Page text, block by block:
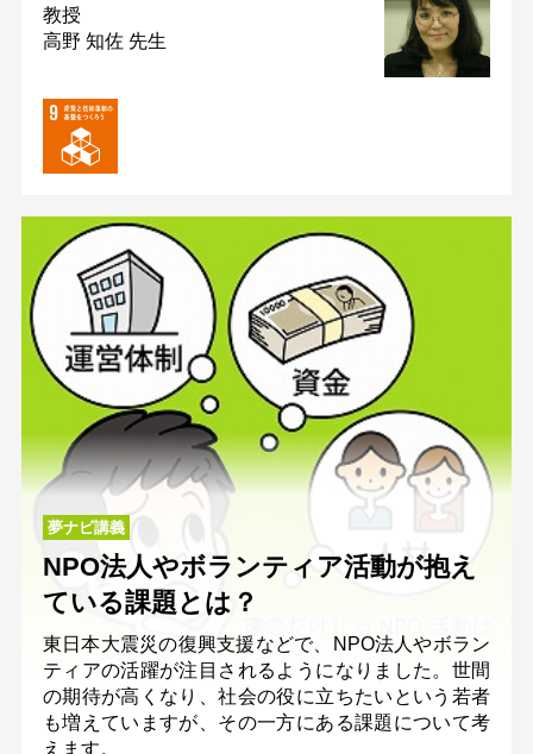
教授
高野 知佐 先生
夢ナビ講義
NPO法人やボランティア活動が抱え
ている課題とは？
東日本大震災の復興支援などで、NPO法人やボラン
ティアの活躍が注目されるようになりました。世間
の期待が高くなり、社会の役に立ちたいという若者
も増えていますが、その一方にある課題について考
えます。